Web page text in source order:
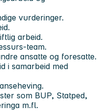
vurderinger.
arbeid.
team.
ansatte og foresatte.
i samarbeid med
som BUP, Statped,
m.fl.